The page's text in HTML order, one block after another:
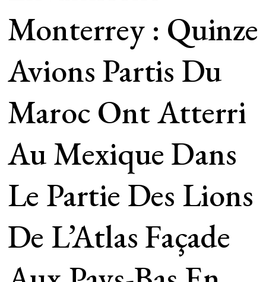
Monterrey : Quinze
Avions Partis Du
Maroc Ont Atterri
Au Mexique Dans
Le Partie Des Lions
De L’Atlas Façade